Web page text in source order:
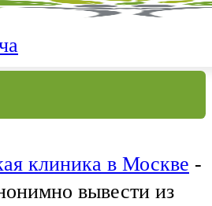
клиника в Москве -
вывести из